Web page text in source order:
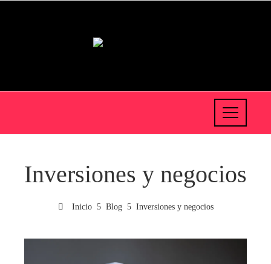
Inversiones y negocios
Inicio Blog Inversiones y negocios